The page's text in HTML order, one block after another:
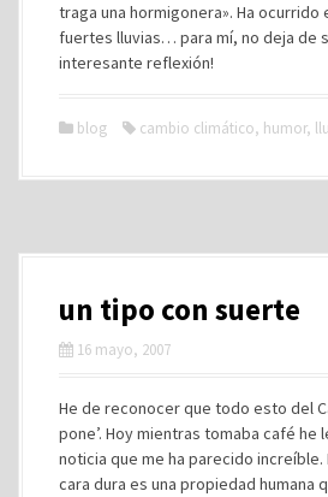
traga una hormigonera». Ha ocurrido
fuertes lluvias… para mí, no deja de
interesante reflexión!
blog cambio climático, humor,
un tipo con suerte
16 mayo, 2007
He de reconocer que todo esto del
pone’. Hoy mientras tomaba café he
noticia que me ha parecido increíble.
cara dura es una propiedad humana